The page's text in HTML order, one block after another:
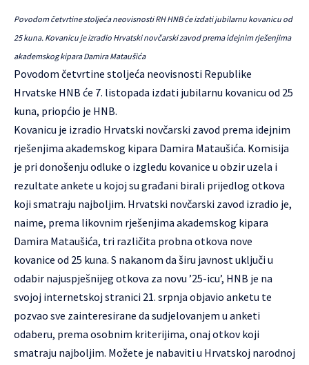
Povodom četvrtine stoljeća neovisnosti RH HNB će izdati jubilarnu kovanicu od
25 kuna. Kovanicu je izradio Hrvatski novčarski zavod prema idejnim rješenjima
akademskog kipara Damira Mataušića
Povodom četvrtine stoljeća neovisnosti Republike
Hrvatske HNB će 7. listopada izdati jubilarnu kovanicu od 25
kuna, priopćio je HNB.
Kovanicu je izradio Hrvatski novčarski zavod prema idejnim
rješenjima akademskog kipara Damira Mataušića. Komisija
je pri donošenju odluke o izgledu kovanice u obzir uzela i
rezultate ankete u kojoj su građani birali prijedlog otkova
koji smatraju najboljim. Hrvatski novčarski zavod izradio je,
naime, prema likovnim rješenjima akademskog kipara
Damira Mataušića, tri različita probna otkova nove
kovanice od 25 kuna. S nakanom da širu javnost uključi u
odabir najuspješnijeg otkova za novu ’25-icu’, HNB je na
svojoj internetskoj stranici 21. srpnja objavio anketu te
pozvao sve zainteresirane da sudjelovanjem u anketi
odaberu, prema osobnim kriterijima, onaj otkov koji
smatraju najboljim. Možete je nabaviti u Hrvatskoj narodnoj